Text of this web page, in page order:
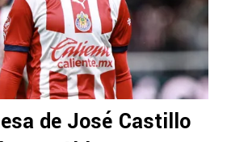
de José Castillo